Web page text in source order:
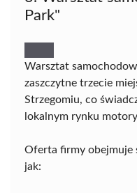
Park"
Warsztat
zaszczytne trzecie
Strzegomiu, co
lokalnym rynku
Oferta firmy obejmuje
jak: